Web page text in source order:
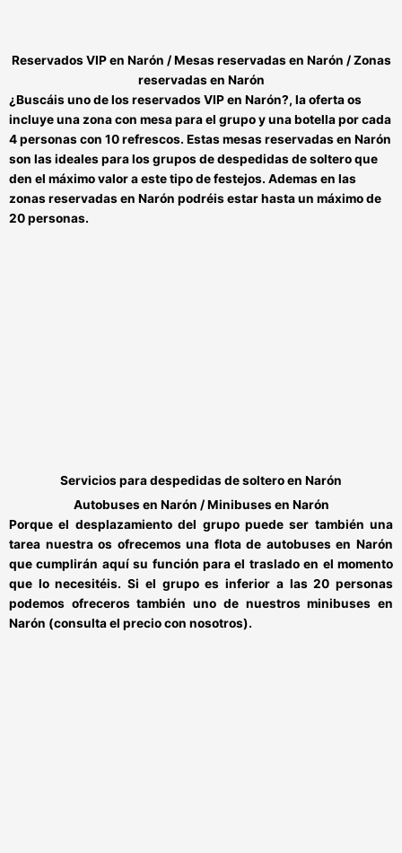
Reservados VIP en Narón / Mesas reservadas en Narón / Zonas
reservadas en Narón
¿Buscáis uno de losreservados VIP en Narón?, la oferta os
incluye una zona con mesa para el grupo y una botella por cada
4 personas con 10 refrescos. Estasmesas reservadas en Narón
son las ideales para los grupos de despedidas de soltero que
den el máximo valor a este tipo de festejos. Ademas en las
zonas reservadas en Narón podréis estar hasta un máximo de
20 personas.
Servicios paradespedidas de soltero en Narón
Autobuses en Narón / Minibuses en Narón
Porque el desplazamiento del grupo puede ser también una
tarea nuestra os ofrecemos una flota de autobuses en Narón
que cumplirán aquí su función para el traslado en el momento
que lo necesitéis.Si el grupo es inferior a las 20 personas
podemos ofreceros también uno de nuestrosminibuses en
Narón (consulta el precio con nosotros).